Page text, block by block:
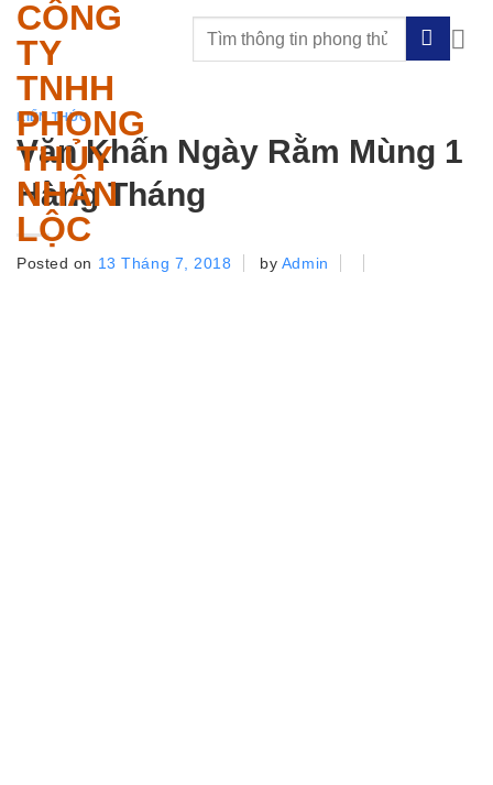
Skip
content
CÔNG
TY
TNHH
PHONG
THỦY
NHÂN
LỘC
KIẾN THỨC
Văn Khấn Ngày Rằm Mùng 1
Hàng Tháng
Posted on 13 Tháng 7, 2018 by Admin